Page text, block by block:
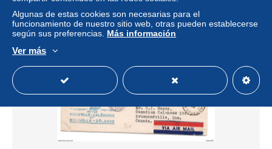
Nuevo
Algunas de estas cookies son necesarias para el
funcionamiento de nuestro sitio web, otras pueden establecerse
según sus preferencias. Más información
Ver más